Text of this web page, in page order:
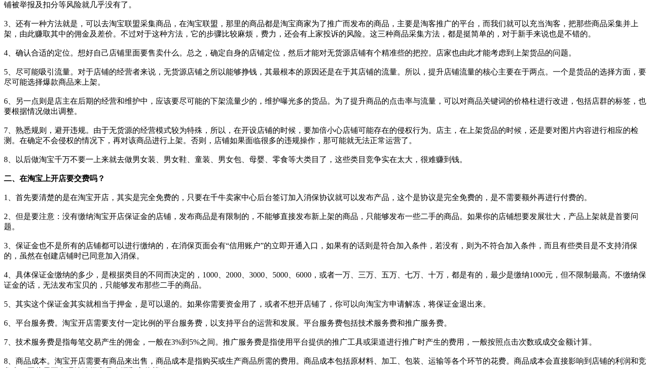
铺被举报及扣分等风险就几乎没有了。
3、还有一种方法就是，可以去淘宝联盟采集商品，在淘宝联盟，那里的商品都是淘宝商家为了推广而发布的商品，主要是淘客推广的平台，而我们就可以充当淘客，把那些商品采集并上
架，由此赚取其中的佣金及差价。不过对于这种方法，它的步骤比较麻烦，费力，还会有上家投诉的风险。这三种商品采集方法，都是挺简单的，对于新手来说也是不错的。
4、确认合适的定位。想好自己店铺里面要售卖什么。总之，确定自身的店铺定位，然后才能对无货源店铺有个精准些的把控。店家也由此才能考虑到上架货品的问题。
5、尽可能吸引流量。对于店铺的经营者来说，无货源店铺之所以能够挣钱，其最根本的原因还是在于其店铺的流量。所以，提升店铺流量的核心主要在于两点。一个是货品的选择方面，要
尽可能选择爆款商品来上架。
6、另一点则是店主在后期的经营和维护中，应该要尽可能的下架流量少的，维护曝光多的货品。为了提升商品的点击率与流量，可以对商品关键词的价格柱进行改进，包括店群的标签，也
要根据情况做出调整。
7、熟悉规则，避开违规。由于无货源的经营模式较为特殊，所以，在开设店铺的时候，要加倍小心店铺可能存在的侵权行为。店主，在上架货品的时候，还是要对图片内容进行相应的检
测。在确定不会侵权的情况下，再对该商品进行上架。否则，店铺如果面临很多的违规操作，那可能就无法正常运营了。
8、以后做淘宝千万不要一上来就去做男女装、男女鞋、童装、男女包、母婴、零食等大类目了，这些类目竞争实在太大，很难赚到钱。
二、在淘宝上开店要交费吗？
1、首先要清楚的是在淘宝开店，其实是完全免费的，只要在千牛卖家中心后台签订加入消保协议就可以发布产品，这个是协议是完全免费的，是不需要额外再进行付费的。
2、但是要注意：没有缴纳淘宝开店保证金的店铺，发布商品是有限制的，不能够直接发布新上架的商品，只能够发布一些二手的商品。如果你的店铺想要发展壮大，产品上架就是首要问
题。
3、保证金也不是所有的店铺都可以进行缴纳的，在消保页面会有“信用账户”的立即开通入口，如果有的话则是符合加入条件，若没有，则为不符合加入条件，而且有些类目是不支持消保
的，虽然在创建店铺时已同意加入消保。
4、具体保证金缴纳的多少，是根据类目的不同而决定的，1000、2000、3000、5000、6000，或者一万、三万、五万、七万、十万，都是有的，最少是缴纳1000元，但不限制最高。不缴纳保
证金的话，无法发布宝贝的，只能够发布那些二手的商品。
5、其实这个保证金其实就相当于押金，是可以退的。如果你需要资金用了，或者不想开店铺了，你可以向淘宝方申请解冻，将保证金退出来。
6、平台服务费。淘宝开店需要支付一定比例的平台服务费，以支持平台的运营和发展。平台服务费包括技术服务费和推广服务费。
7、技术服务费是指每笔交易产生的佣金，一般在3%到5%之间。推广服务费是指使用平台提供的推广工具或渠道进行推广时产生的费用，一般按照点击次数或成交金额计算。
8、商品成本。淘宝开店需要有商品来出售，商品成本是指购买或生产商品所需的费用。商品成本包括原材料、加工、包装、运输等各个环节的花费。商品成本会直接影响到店铺的利润和竞